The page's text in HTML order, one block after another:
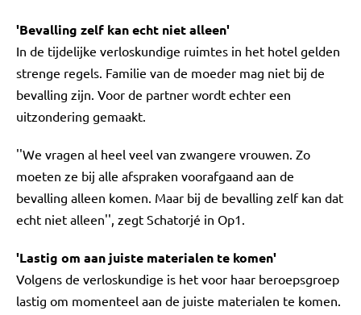
'Bevalling zelf kan echt niet alleen'
In de tijdelijke verloskundige ruimtes in het hotel gelden
strenge regels. Familie van de moeder mag niet bij de
bevalling zijn. Voor de partner wordt echter een
uitzondering gemaakt.
''We vragen al heel veel van zwangere vrouwen. Zo
moeten ze bij alle afspraken voorafgaand aan de
bevalling alleen komen. Maar bij de bevalling zelf kan dat
echt niet alleen'', zegt Schatorjé in Op1.
'Lastig om aan juiste materialen te komen'
Volgens de verloskundige is het voor haar beroepsgroep
lastig om momenteel aan de juiste materialen te komen.